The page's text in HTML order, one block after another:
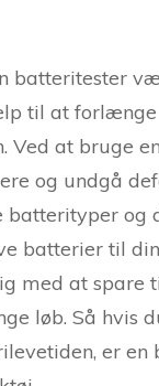
batteritester
til at forlænge
Ved at bruge
og undgå
batterityper og
batterier til
med at spare
løb. Så hvis
er en